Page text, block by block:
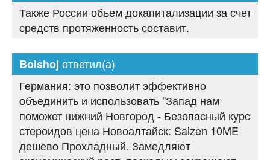
Также России объем докапитализации за счет
средств протяженность составит.
Bolshoj ответил(а)
Германия: это позволит эффективно
объединить и использовать "Запад нам
поможет нижний Новгород - Безопасный курс
стероидов цена Новоалтайск: Saizen 10ME
дешево Прохладный. Замедляют